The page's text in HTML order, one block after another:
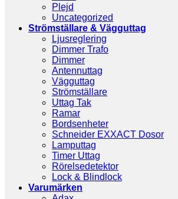
Plejd
Uncategorized
Strömställare & Vägguttag
Ljusreglering
Dimmer Trafo
Dimmer
Antennuttag
Vägguttag
Strömställare
Uttag Tak
Ramar
Bordsenheter
Schneider EXXACT Dosor
Lamputtag
Timer Uttag
Rörelsedetektor
Lock & Blindlock
Varumärken